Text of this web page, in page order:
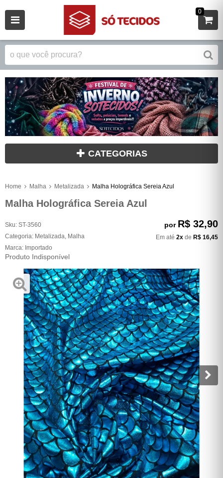
0
CATEGORIAS
Home Malha Metalizada Malha Holográfica Sereia Azul
Malha Holográfica Sereia Azul
Sku: ST-3560
Categoria: Metalizada Malha
Marca: Importado
Produto Indisponível
por R$ 32,90
Em até 2x de R$ 16,45